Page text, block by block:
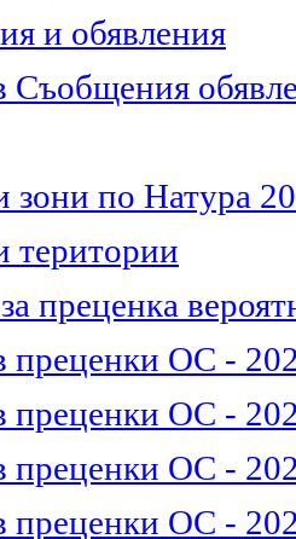
и обявления
Съобщения
зони по Натура
територии
преценка
преценки ОС -
преценки ОС -
преценки ОС -
преценки ОС -